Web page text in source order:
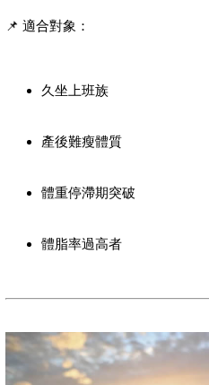
📌 適合對象：
久坐上班族
產後難瘦體質
體重停滯期突破
體脂率過高者